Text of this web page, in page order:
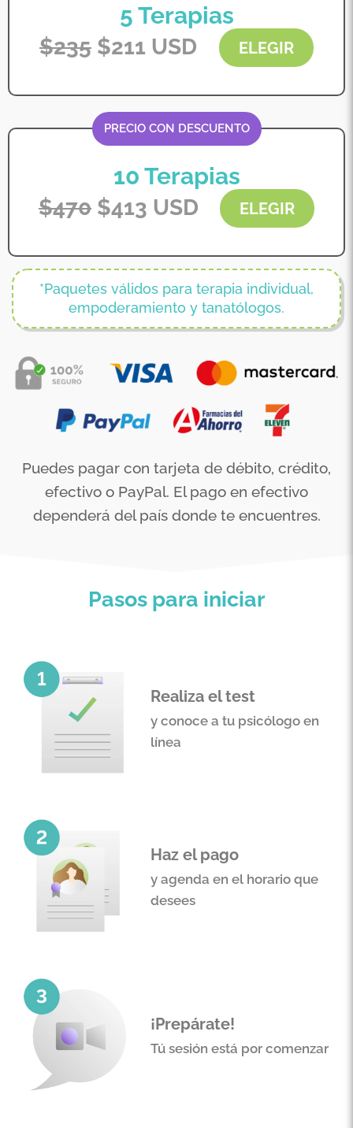
5 Terapias
$235 $211 USD ELEGIR
PRECIO CON DESCUENTO
10 Terapias
$470 $413 USD ELEGIR
*Paquetes válidos para terapia individual,
empoderamiento y tanatólogos.
Puedes pagar con tarjeta de débito, crédito,
efectivo o PayPal. El pago en efectivo
dependerá del país donde te encuentres.
Pasos para iniciar
Realiza el test
y conoce a tu psicólogo en
línea
Haz el pago
y agenda en el horario que
desees
¡Prepárate!
Tú sesión está por comenzar